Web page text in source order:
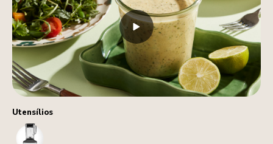
Utensílios
Blender